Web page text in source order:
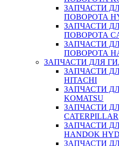
ЗАПЧАСТИ
ПОВОРОТА
ЗАПЧАСТИ
ПОВОРОТА
ЗАПЧАСТИ
ПОВОРОТА
ЗАПЧАСТИ ДЛЯ
ЗАПЧАСТИ
HITACHI
ЗАПЧАСТИ
KOMATSU
ЗАПЧАСТИ
CATERPILLAR
ЗАПЧАСТИ
HANDOK
ЗАПЧАСТИ